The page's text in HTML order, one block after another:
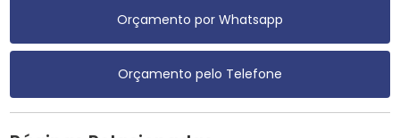
Orçamento por Whatsapp
Orçamento pelo Telefone